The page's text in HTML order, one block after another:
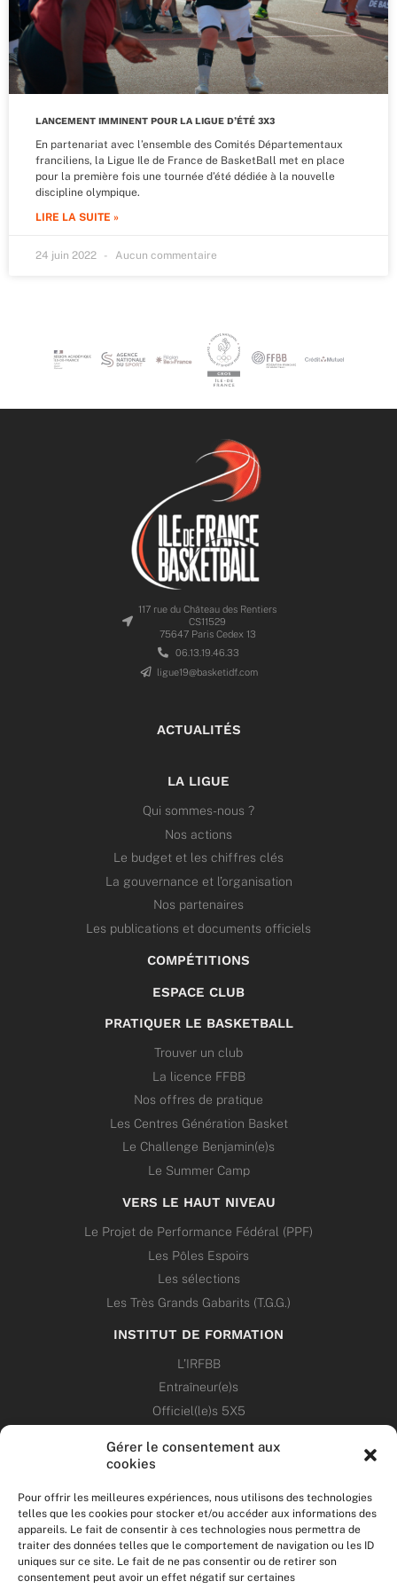
Gérer le consentement aux
cookies
Pour offrir les meilleures expériences, nous utilisons des technologies
telles que les cookies pour stocker et/ou accéder aux informations des
appareils. Le fait de consentir à ces technologies nous permettra de
traiter des données telles que le comportement de navigation ou les ID
uniques sur ce site. Le fait de ne pas consentir ou de retirer son
consentement peut avoir un effet négatif sur certaines
LANCEMENT IMMINENT POUR LA LIGUE D’ÉTÉ 3X3
En partenariat avec l’ensemble des Comités Départementaux
franciliens, la Ligue Ile de France de BasketBall met en place
pour la première fois une tournée d’été dédiée à la nouvelle
discipline olympique.
LIRE LA SUITE »
24 juin 2022 Aucun commentaire
117 rue du Château des Rentiers
CS11529
75647 Paris Cedex 13
06.13.19.46.33
ligue19@basketidf.com
ACTUALITÉS
LA LIGUE
Qui sommes-nous ?
Nos actions
Le budget et les chiffres clés
La gouvernance et l’organisation
Nos partenaires
Les publications et documents officiels
COMPÉTITIONS
ESPACE CLUB
PRATIQUER LE BASKETBALL
Trouver un club
La licence FFBB
Nos offres de pratique
Les Centres Génération Basket
Le Challenge Benjamin(e)s
Le Summer Camp
VERS LE HAUT NIVEAU
Le Projet de Performance Fédéral (PPF)
Les Pôles Espoirs
Les sélections
Les Très Grands Gabarits (T.G.G.)
INSTITUT DE FORMATION
L’IRFBB
Entraîneur(e)s
Officiel(le)s 5X5
ANNONCES
ÉVÉNEMENTS